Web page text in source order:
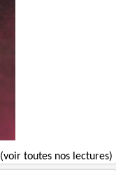
(voir toutes nos lectures)